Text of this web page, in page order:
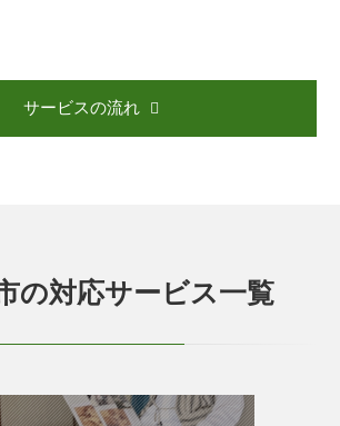
サービスの流れ
の対応サービス一覧